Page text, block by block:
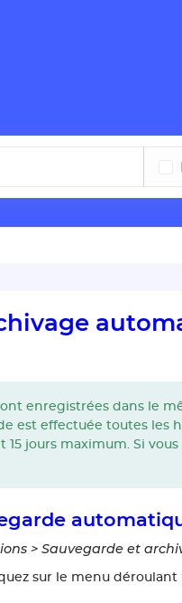
enregistrées dans le
est effectuée toutes les
jours maximum. Si vous
> Sauvegarde et
sur le menu